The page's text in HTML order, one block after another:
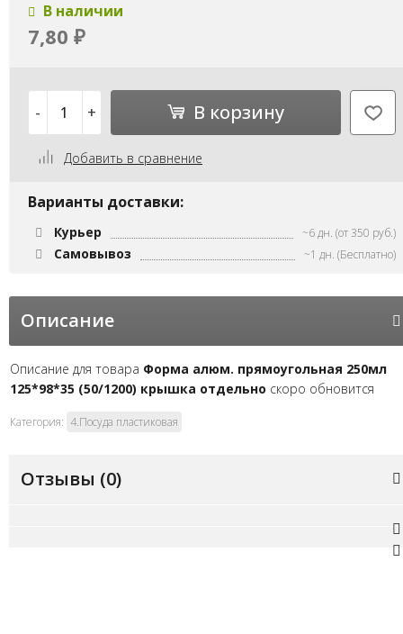
В наличии
7,80 ₽
- + В корзину
Добавить в сравнение
Варианты доставки:
Курьер ~6 дн. (от 350 руб.)
Самовывоз ~1 дн. (Бесплатно)
Описание
Описание для товара Форма алюм. прямоугольная 250мл
125*98*35 (50/1200) крышка отдельно скоро обновится
Категория: 4.Посуда пластиковая
Отзывы (0)